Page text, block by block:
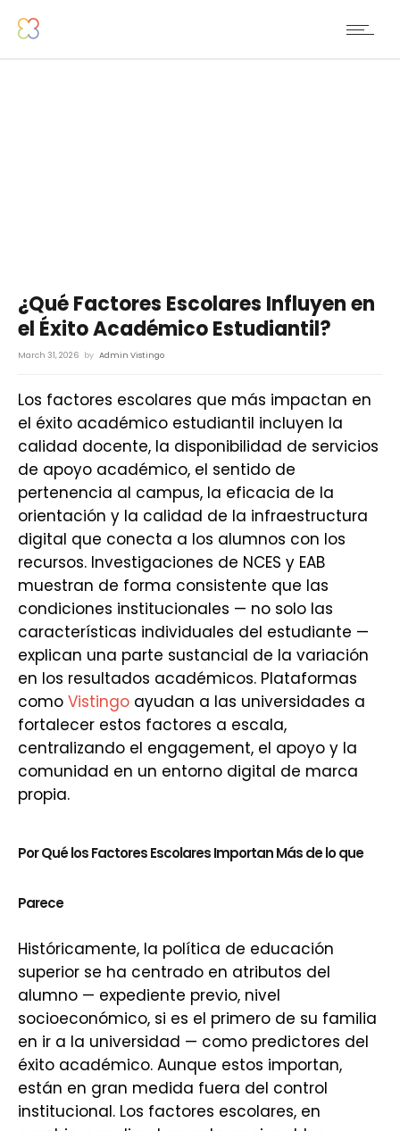
¿Qué Factores Escolares Influyen en
el Éxito Académico Estudiantil?
March 31, 2026 by Admin Vistingo
Los factores escolares que más impactan en
el éxito académico estudiantil incluyen la
calidad docente, la disponibilidad de servicios
de apoyo académico, el sentido de
pertenencia al campus, la eficacia de la
orientación y la calidad de la infraestructura
digital que conecta a los alumnos con los
recursos. Investigaciones de NCES y EAB
muestran de forma consistente que las
condiciones institucionales — no solo las
características individuales del estudiante —
explican una parte sustancial de la variación
en los resultados académicos. Plataformas
como Vistingo ayudan a las universidades a
fortalecer estos factores a escala,
centralizando el engagement, el apoyo y la
comunidad en un entorno digital de marca
propia.
Por Qué los Factores Escolares Importan Más de lo que
Parece
Históricamente, la política de educación
superior se ha centrado en atributos del
alumno — expediente previo, nivel
socioeconómico, si es el primero de su familia
en ir a la universidad — como predictores del
éxito académico. Aunque estos importan,
están en gran medida fuera del control
institucional. Los factores escolares, en